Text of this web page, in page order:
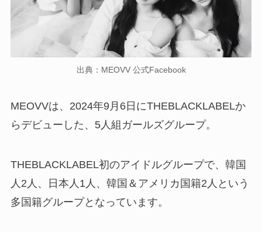
出典：MEOVV 公式Facebook
MEOVVは、2024年9月6日にTHEBLACKLABELか
らデビューした、5人組ガールズグループ。
THEBLACKLABEL初のアイドルグループで、韓国
人2人、日本人1人、韓国＆アメリカ国籍2人という
多国籍グループとなっています。